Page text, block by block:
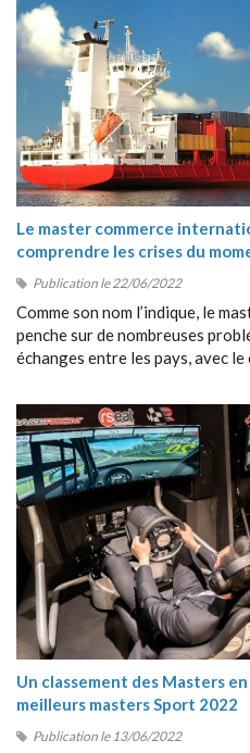
Le master commerce
comprendre les crises du
Publication le 22/06/2022
Comme son nom l’indique, le
penche sur de nombreuses
échanges entre les pays, avec
Un classement des Masters
meilleurs masters Sport 2022
Publication le 13/06/2022